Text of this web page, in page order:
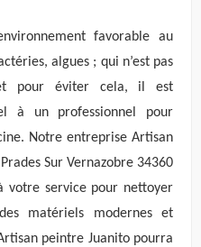
favorable au
algues ; qui n’est pas
pour éviter cela, il est
à un professionnel pour
Notre entreprise Artisan
Sur Vernazobre 34360
votre service pour nettoyer
matériels modernes et
peintre Juanito pourra